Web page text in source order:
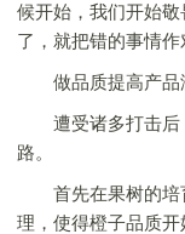
候开始，我们开始
了，就把错的事情作
做品质提高产品
遭受诸多打击后
路。
首先在果树的培
理，使得橙子品质